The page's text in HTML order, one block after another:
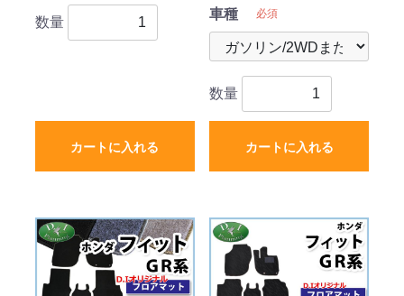
数量
カートに入れる
車種 必須
数量
カートに入れる